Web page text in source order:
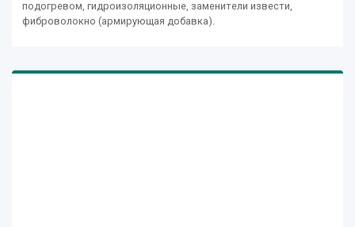
подогревом, гидроизоляционные, заменители извести,
фиброволокно (армирующая добавка).